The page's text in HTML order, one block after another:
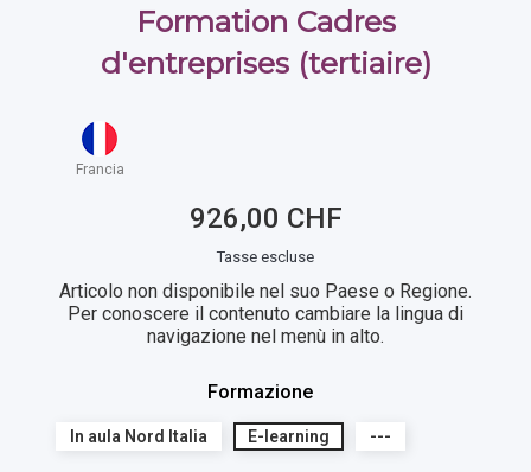
Formation Cadres
d'entreprises (tertiaire)
Francia
926,00 CHF
Tasse escluse
Articolo non disponibile nel suo Paese o Regione.
Per conoscere il contenuto cambiare la lingua di
navigazione nel menù in alto.
Formazione
In aula Nord Italia E-learning ---